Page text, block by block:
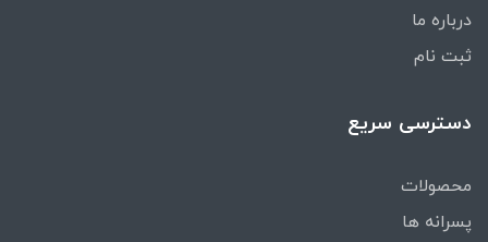
درباره ما
ثبت نام
دسترسی سریع
محصولات
پسرانه ها